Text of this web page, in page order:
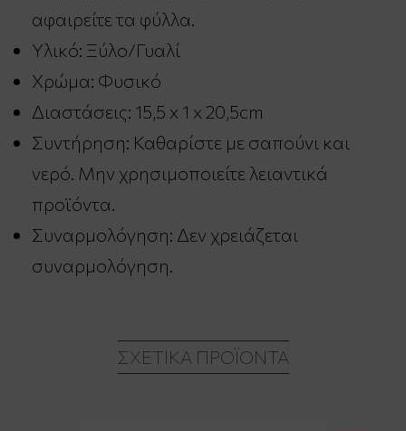
αφαιρείτε τα φύλλα.
Υλικό: Ξύλο/Γυαλί
Χρώμα: Φυσικό
Διαστάσεις: 15,5 x 1 x 20,5cm
Συντήρηση: Καθαρίστε με σαπούνι και
νερό. Μην χρησιμοποιείτε λειαντικά
προϊόντα.
Συναρμολόγηση: Δεν χρειάζεται
συναρμολόγηση.
ΣΧΕΤΙΚΆ ΠΡΟΪΌΝΤΑ